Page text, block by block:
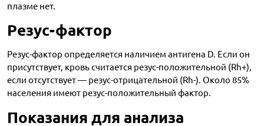
плазме нет.
Резус-фактор
Резус-фактор определяется наличием антигена D. Если он
присутствует, кровь считается резус-положительной (Rh+),
если отсутствует — резус-отрицательной (Rh-). Около 85%
населения имеют резус-положительный фактор.
Показания для анализа